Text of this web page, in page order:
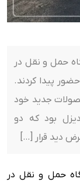
حمل و نقل در
پیدا کردند.
جدید خود
بود که دو
دید قرار […]
حمل و نقل در